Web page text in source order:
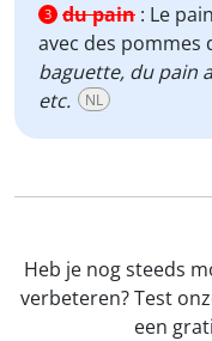
3 du pain : Le
avec des pommes
baguette, du pain
etc.
NL
Heb je nog steeds
verbeteren? Test
een